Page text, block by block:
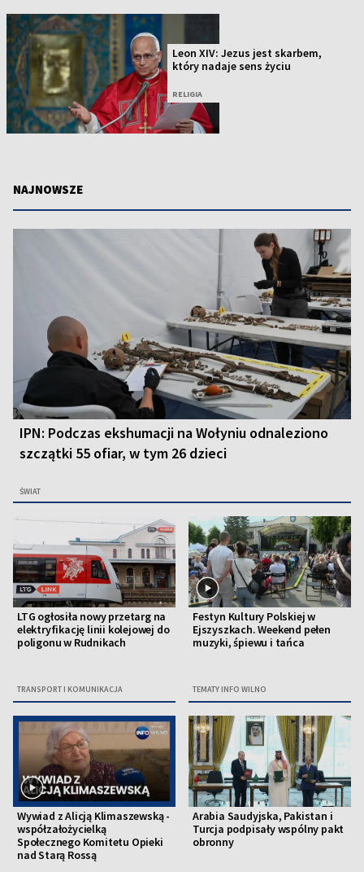
Leon XIV: Jezus jest skarbem,
który nadaje sens życiu
RELIGIA
NAJNOWSZE
IPN: Podczas ekshumacji na Wołyniu odnaleziono
szczątki 55 ofiar, w tym 26 dzieci
ŚWIAT
LTG ogłosiła nowy przetarg na
elektryfikację linii kolejowej do
poligonu w Rudnikach
TRANSPORT I KOMUNIKACJA
Festyn Kultury Polskiej w
Ejszyszkach. Weekend pełen
muzyki, śpiewu i tańca
TEMATY INFO WILNO
Wywiad z Alicją Klimaszewską -
współzałożycielką
Społecznego Komitetu Opieki
nad Starą Rossą
Arabia Saudyjska, Pakistan i
Turcja podpisały wspólny pakt
obronny